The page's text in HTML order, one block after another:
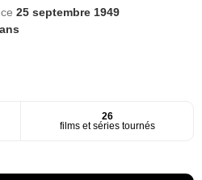
25 septembre 1949
ans
26
films et séries tournés